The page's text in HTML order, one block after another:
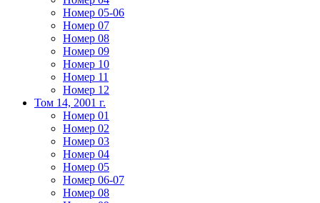
Номер 05-06
Номер 07
Номер 08
Номер 09
Номер 10
Номер 11
Номер 12
Том 14, 2001 г.
Номер 01
Номер 02
Номер 03
Номер 04
Номер 05
Номер 06-07
Номер 08